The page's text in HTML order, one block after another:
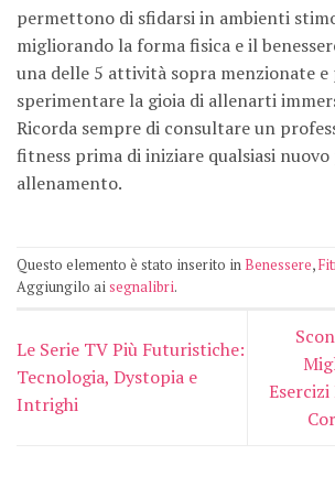
permettono di sfidarsi in ambienti
migliorando la forma fisica e il
una delle 5 attività sopra menzionate
sperimentare la gioia di allenarti
Ricorda sempre di consultare un
fitness prima di iniziare qualsiasi
allenamento.
Questo elemento è stato inserito inBenessere,
Aggiungilo aisegnalibri.
Le Serie TV Più Futuristiche:
Tecnologia, Dystopia e
Intrighi